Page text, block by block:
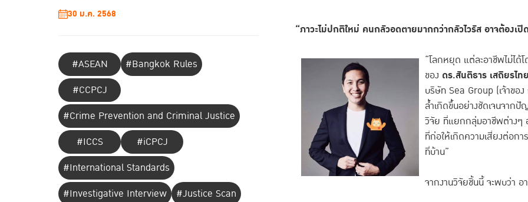
“ภาวะไม่ปกติใหม่ คนกลัวอดตายมากกว่ากลัวไวรัส อาจต้องเปิ
“โลกหยุด แต่ละอาชีพไม่ได้
ของ ดร.สันติธาร เสถียรไทย
บริษัท Sea Group (เจ้าขอ
ล้ำเกิดขึ้นอย่างชัดเจนจาก
วิจัย ที่แยกกลุ่มอาชีพต่างๆ
ที่ก่อให้เกิดความเสี่ยงต่อก
ที่บ้าน”
จากงานวิจัยชิ้นนี้ จะพบว่า
30 ม.ค. 2568
#ASEAN
#Bangkok Rules
#CCPCJ
#Crime Prevention and Criminal Justice
#ICCS
#iCPCJ
#International Standards
#Investigative Interview
#Justice Scan